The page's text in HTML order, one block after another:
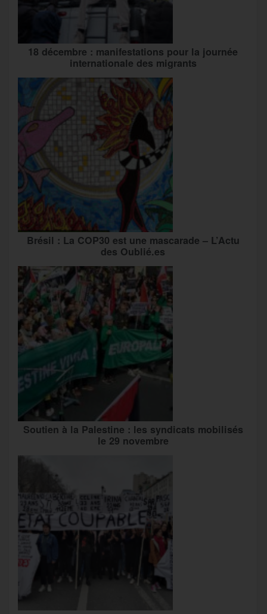
18 décembre : manifestations pour la journée
internationale des migrants
Brésil : La COP30 est une mascarade – L’Actu
des Oublié.es
Soutien à la Palestine : les syndicats mobilisés
le 29 novembre